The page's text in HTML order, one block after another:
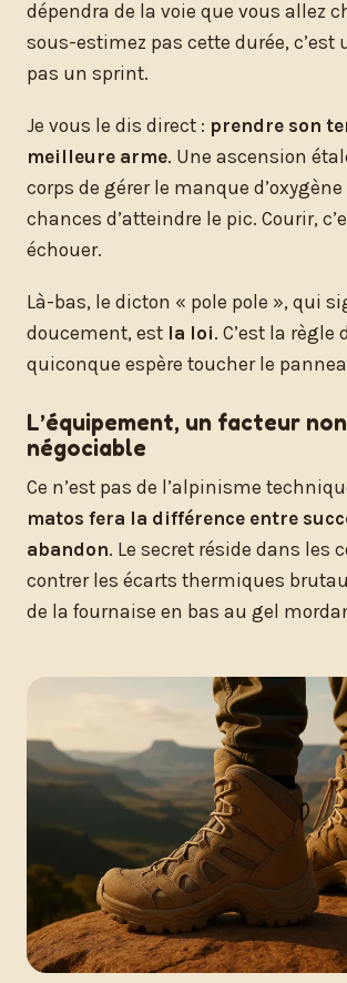
dépendra de la voie que vous allez
sous-estimez pas cette durée, c’est
pas un sprint.
Je vous le dis direct : prendre son
meilleure arme. Une ascension
corps de gérer le manque
chances d’atteindre le pic. Courir,
échouer.
Là-bas, le dicton « pole pole », qui
doucement, est la loi. C’est la règle
quiconque espère toucher le
L’équipement, un facteur non
négociable
Ce n’est pas de l’alpinisme
matos fera la différence entre
abandon. Le secret réside dans les
contrer les écarts thermiques
de la fournaise en bas au gel